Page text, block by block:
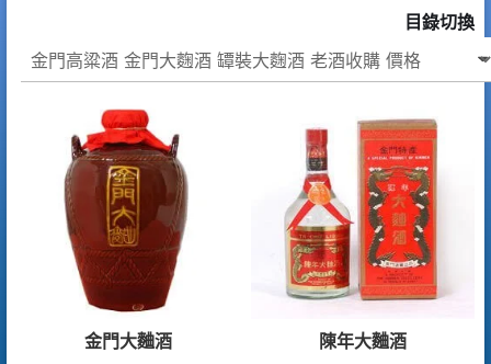
目錄切換
金門大麯酒 陳年大麯酒